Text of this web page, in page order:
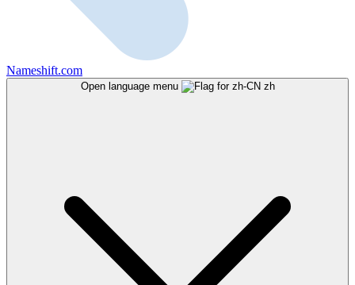
Nameshift.com
Open language menu zh